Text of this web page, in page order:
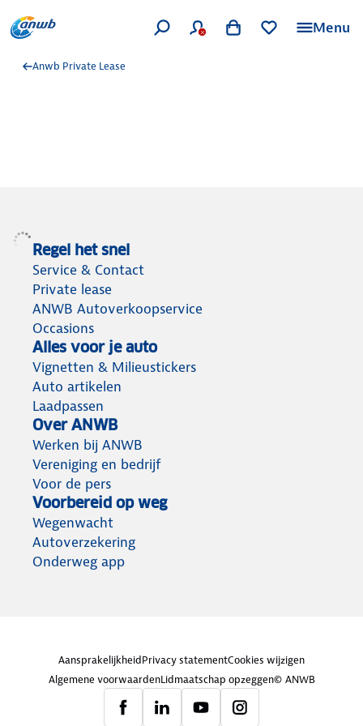
Menu
Anwb Private Lease
Regel het snel
Service & Contact
Private lease
ANWB Autoverkoopservice
Occasions
Alles voor je auto
Vignetten & Milieustickers
Auto artikelen
Laadpassen
Over ANWB
Werken bij ANWB
Vereniging en bedrijf
Voor de pers
Voorbereid op weg
Wegenwacht
Autoverzekering
Onderweg app
AansprakelijkheidPrivacy statementCookies wijzigen
Algemene voorwaardenLidmaatschap opzeggen© ANWB